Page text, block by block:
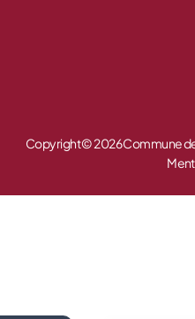
Copyright © 2026 Commune